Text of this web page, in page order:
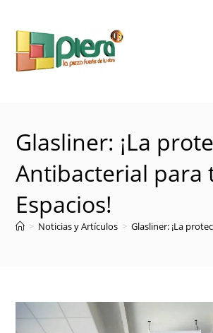
contenido
Glasliner: ¡La
Antibacterial para
Espacios!
> Noticias y Artículos > Glasliner: ¡La